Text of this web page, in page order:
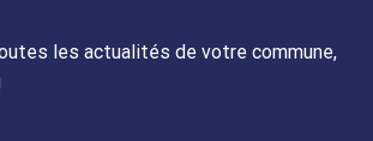
les actualités de votre commune,